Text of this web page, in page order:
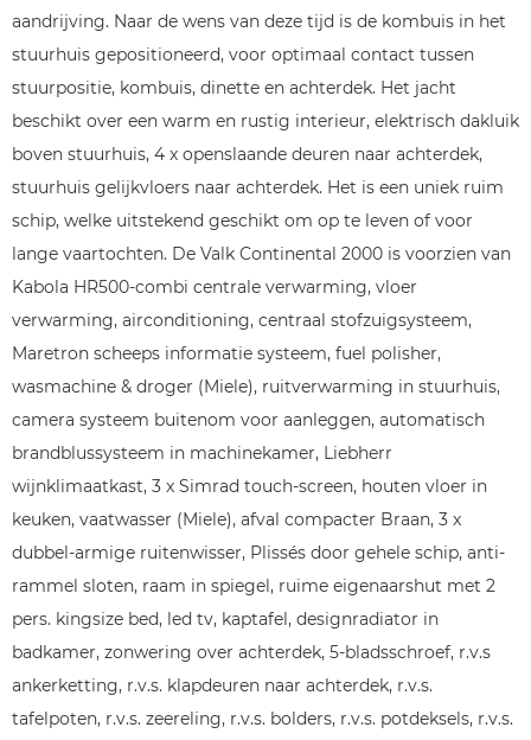
aandrijving. Naar de wens van deze tijd is de kombuis in het
stuurhuis gepositioneerd, voor optimaal contact tussen
stuurpositie, kombuis, dinette en achterdek. Het jacht
beschikt over een warm en rustig interieur, elektrisch dakluik
boven stuurhuis, 4 x openslaande deuren naar achterdek,
stuurhuis gelijkvloers naar achterdek. Het is een uniek ruim
schip, welke uitstekend geschikt om op te leven of voor
lange vaartochten. De Valk Continental 2000 is voorzien van
Kabola HR500-combi centrale verwarming, vloer
verwarming, airconditioning, centraal stofzuigsysteem,
Maretron scheeps informatie systeem, fuel polisher,
wasmachine & droger (Miele), ruitverwarming in stuurhuis,
camera systeem buitenom voor aanleggen, automatisch
brandblussysteem in machinekamer, Liebherr
wijnklimaatkast, 3 x Simrad touch-screen, houten vloer in
keuken, vaatwasser (Miele), afval compacter Braan, 3 x
dubbel-armige ruitenwisser, Plissés door gehele schip, anti-
rammel sloten, raam in spiegel, ruime eigenaarshut met 2
pers. kingsize bed, led tv, kaptafel, designradiator in
badkamer, zonwering over achterdek, 5-bladsschroef, r.v.s
ankerketting, r.v.s. klapdeuren naar achterdek, r.v.s.
tafelpoten, r.v.s. zeereling, r.v.s. bolders, r.v.s. potdeksels, r.v.s.